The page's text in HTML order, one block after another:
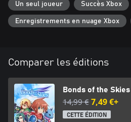
Un seul joueur Succès Xbox
Enregistrements en nuage Xbox
Comparer les éditions
Bonds of the Skies
14,99 €7,49 €+
CETTE ÉDITION